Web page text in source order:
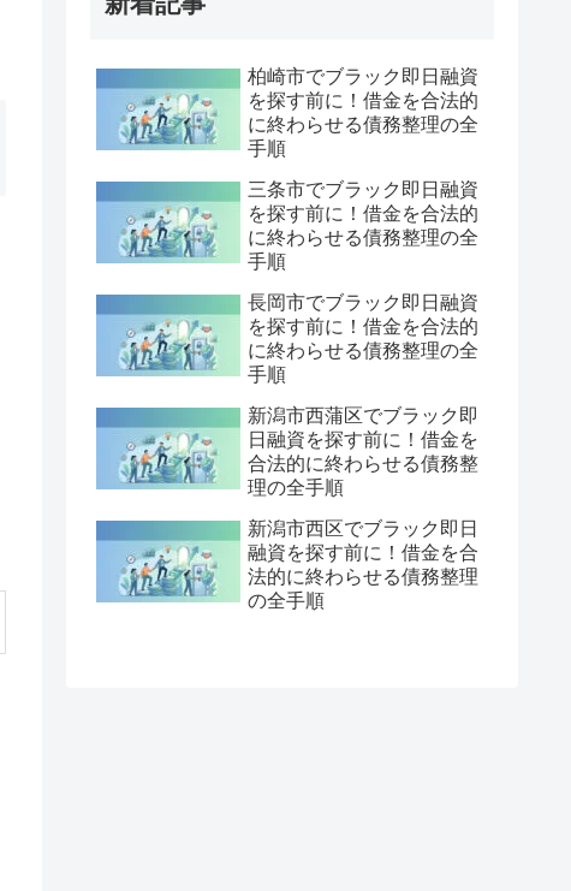
柏崎市でブラック即日融資
を探す前に！借金を合法的
に終わらせる債務整理の全
手順
三条市でブラック即日融資
を探す前に！借金を合法的
に終わらせる債務整理の全
手順
長岡市でブラック即日融資
を探す前に！借金を合法的
に終わらせる債務整理の全
手順
新潟市西蒲区でブラック即
日融資を探す前に！借金を
合法的に終わらせる債務整
理の全手順
新潟市西区でブラック即日
融資を探す前に！借金を合
法的に終わらせる債務整理
の全手順